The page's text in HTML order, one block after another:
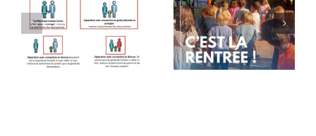
Rentrée
des
classes
Message
de rentrée